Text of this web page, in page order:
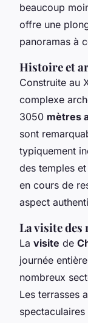
beaucoup
offre une
panoramas à
Histoire et
Construite au
complexe
3050 mètres
sont
typiquement
des temples
en cours de
aspect
La visite des
La visite de
journée
nombreux
Les terrasses
spectaculaires